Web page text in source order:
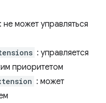
: не может управляться
: управляется
приоритетом
: может